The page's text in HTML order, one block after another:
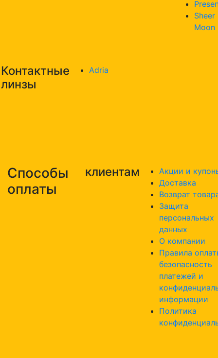
Sheer
Moon
Контактные
линзы
Adria
Способы
оплаты
клиентам
Акции и
Доставка
Возврат
Защита
персональных
данных
О компании
Правила
безопасность
платежей и
информации
Политика